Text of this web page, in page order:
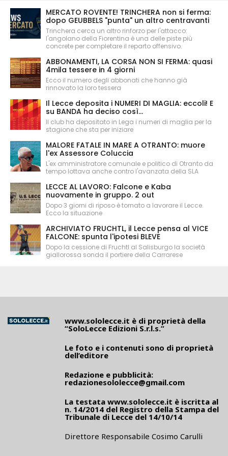
MERCATO ROVENTE! TRINCHERA non si ferma:
dopo GEUBBELS "punta" un altro centravanti
Trinchera cerca un altro rinforzo per l'attacco:
l'angolano della Fiorentina è una delle piste più
concrete per completare il reparto offensivo.
ABBONAMENTI, LA CORSA NON SI FERMA: quasi
4mila tessere in 4 giorni
Ecco il numero degli abbonati che hanno già
rinnovato la loro tessera
Il Lecce deposita i NUMERI DI MAGLIA: eccoli! E
su BANDA ha deciso così...
Il club ha depositato in Lega i numeri di maglia per la
stagione che sta per iniziare
MALORE FATALE IN MARE A OTRANTO: muore
l'ex Assessore Coluccia
L'ex amministratore comunale e politico di Otranto da
tempo lottava anche contro l'avanzata della SLA
LECCE AL LAVORO: Falcone e Kaba
nuovamente in gruppo. 2 out
Dopo 3 giorni di riposo è tornato a lavorare il Lecce.
Ecco la situazione
ARCHIVIATO FRUCHTL, il Lecce pensa al VICE
FALCONE: spunta l'ipotesi BLEVE
Dopo la cessione di Fruchtl al Salisburgo la società
giallorossa sonda il portiere della Carrarese
www.sololecce.it è di proprietà della
“SoloLecce Edizioni S.r.l.s.”
Le foto e i contenuti sono di proprietà
dell’editore
Redazione e pubblicità:
redazionesololecce@gmail.com
La testata www.sololecce.it è iscritta al
n. 14/2014 del Registro della Stampa del
Tribunale di Lecce del 14/10/14
Direttore Responsabile Cosimo Carulli